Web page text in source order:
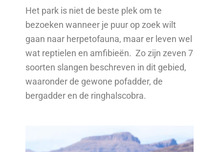
Het park is niet de beste plek om te
bezoeken wanneer je puur op zoek wilt
gaan naar herpetofauna, maar er leven wel
wat reptielen en amfibieën. Zo zijn zeven 7
soorten slangen beschreven in dit gebied,
waaronder de gewone pofadder, de
bergadder en de ringhalscobra.